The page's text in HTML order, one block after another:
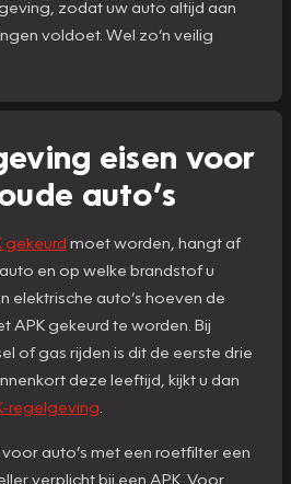
zodat uw auto altijd aan
voldoet. Wel zo’n veilig
eisen voor
auto’s
gekeurd moet worden, hangt af
en op welke brandstof u
elektrische auto’s hoeven de
APK gekeurd te worden. Bij
of gas rijden is dit de eerste drie
deze leeftijd, kijkt u dan
regelgeving
auto’s met een roetfilter een
verplicht bij een APK. Voor